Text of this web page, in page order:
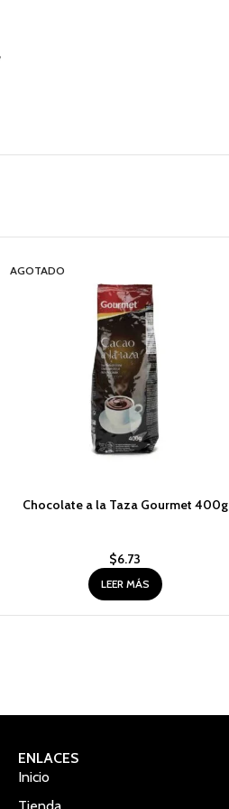
AGOTADO
Chocolate a la Taza Gourmet 400g
$6.73
LEER MÁS
ENLACES
Inicio
Tienda